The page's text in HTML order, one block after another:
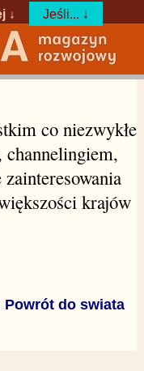
↓ Jeśli... ↓
co niezwykłe
channelingiem,
krajów
Powrót do swiata